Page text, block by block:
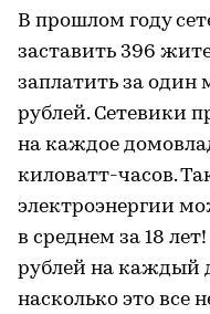
В прошлом году
заставить 396
заплатить за один
рублей. Сетевики
на каждое
киловатт-часов.
электроэнергии
в среднем за 18
рублей на каждый
насколько это все